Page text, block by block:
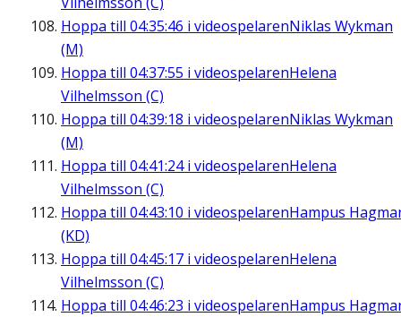
Hoppa till 04:35:46 i videospelarenNiklas Wykman
(M)
Hoppa till 04:37:55 i videospelarenHelena
Vilhelmsson (C)
Hoppa till 04:39:18 i videospelarenNiklas Wykman
(M)
Hoppa till 04:41:24i videospelarenHelena
Vilhelmsson (C)
Hoppa till 04:43:10 i videospelarenHampus
(KD)
Hoppa till 04:45:17 i videospelarenHelena
Vilhelmsson (C)
Hoppa till 04:46:23 i videospelarenHampus